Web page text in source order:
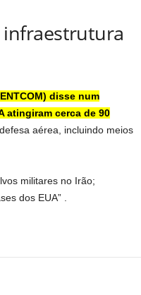
infraestrutura
disse num
atingiram cerca de 90
aérea, incluindo meios
militares no Irão;
dos EUA” .